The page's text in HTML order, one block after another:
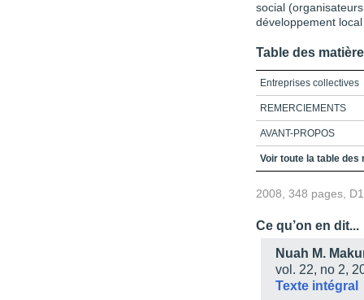
social
développement
Table des
Entreprises collectives
REMERCIEMENTS
AVANT-PROPOS
ORIGINES ET
ENTREPRISES
ENTREPRISES
L’ARCHITECTURE
COOPÉRATION,
COOPÉRATION ET
Voir toute la table des
2008, 348 pages,
Ce qu’on en dit...
Nuah M.
vol. 22, no 2,
Texte intégral